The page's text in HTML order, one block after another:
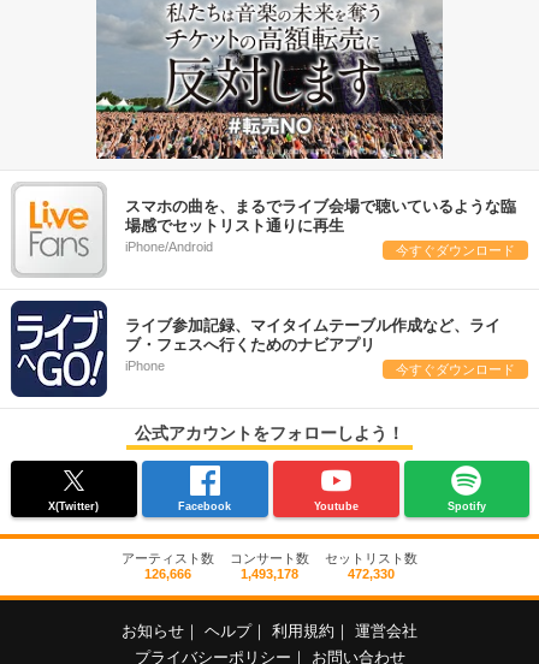
スマホの曲を、まるでライブ会場で聴いているような臨
場感でセットリスト通りに再生
iPhone/Android 今すぐダウンロード
ライブ参加記録、マイタイムテーブル作成など、ライ
ブ・フェスへ行くためのナビアプリ
iPhone 今すぐダウンロード
公式アカウントをフォローしよう！
X(Twitter) Facebook Youtube Spotify
アーティスト数
126,666
コンサート数
1,493,178
セットリスト数
472,330
お知らせ ヘルプ 利用規約
運営会社
プライバシーポリシー
お問い合わせ